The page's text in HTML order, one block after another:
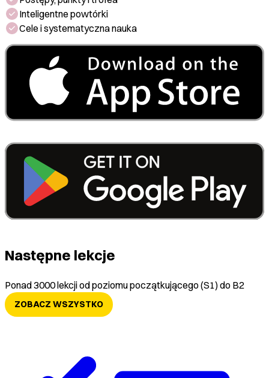
Inteligentne powtórki
Cele i systematyczna nauka
Następne lekcje
Ponad 3000 lekcji od poziomu początkującego (S1) do B2
ZOBACZ WSZYSTKO